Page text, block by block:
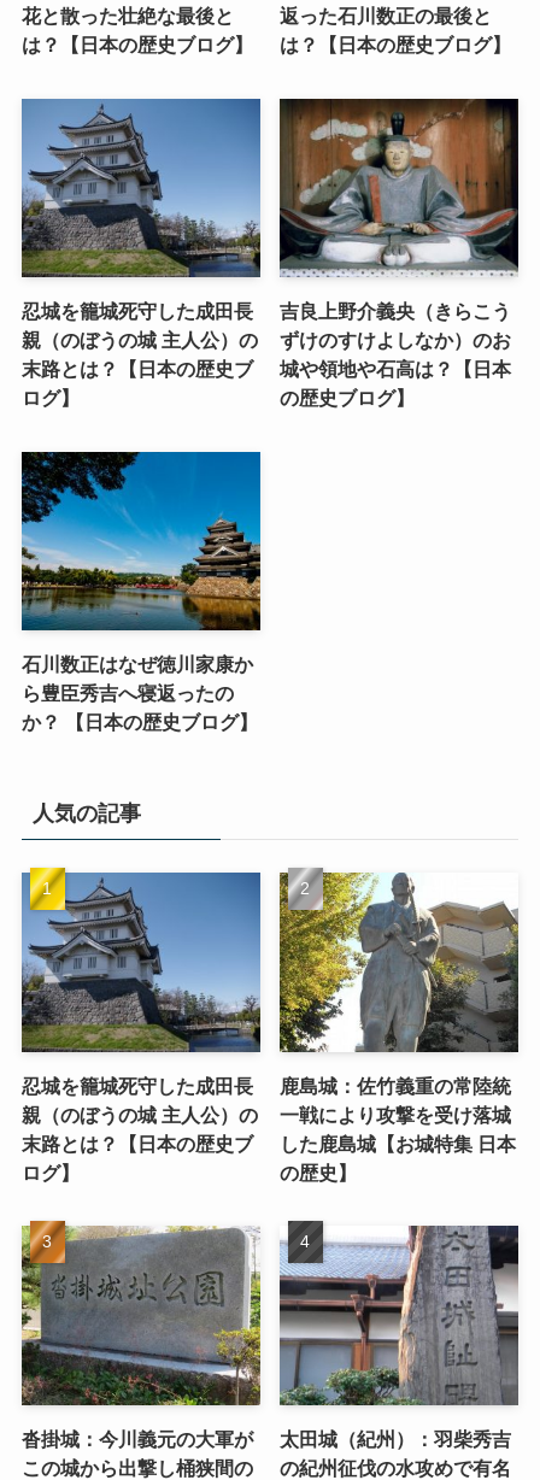
花と散った壮絶な最後と
は？【日本の歴史ブログ】
返った石川数正の最後と
は？【日本の歴史ブログ】
忍城を籠城死守した成田長
親（のぼうの城 主人公）の
末路とは？【日本の歴史ブ
ログ】
吉良上野介義央（きらこう
ずけのすけよしなか）のお
城や領地や石高は？【日本
の歴史ブログ】
石川数正はなぜ徳川家康か
ら豊臣秀吉へ寝返ったの
か？ 【日本の歴史ブログ】
人気の記事
忍城を籠城死守した成田長
親（のぼうの城 主人公）の
末路とは？【日本の歴史ブ
ログ】
鹿島城：佐竹義重の常陸統
一戦により攻撃を受け落城
した鹿島城【お城特集 日本
の歴史】
沓掛城：今川義元の大軍が
この城から出撃し桶狭間の
太田城（紀州）：羽柴秀吉
の紀州征伐の水攻めで有名